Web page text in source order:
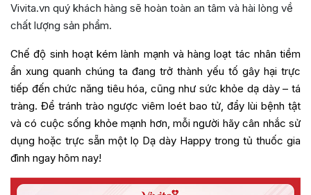
Vivita.vn quý khách hàng sẽ hoàn toàn an tâm và hài lòng về
chất lượng sản phẩm.
Chế độ sinh hoạt kém lành mạnh và hàng loạt tác nhân tiềm
ẩn xung quanh chúng ta đang trở thành yếu tố gây hại trực
tiếp đến chức năng tiêu hóa, cũng như sức khỏe dạ dày – tá
tràng. Để tránh trào ngược viêm loét bao tử, đẩy lùi bệnh tật
và có cuộc sống khỏe mạnh hơn, mỗi người hãy cân nhắc sử
dụng hoặc trực sẵn một lọ Dạ dày Happy trong tủ thuốc gia
đình ngay hôm nay!